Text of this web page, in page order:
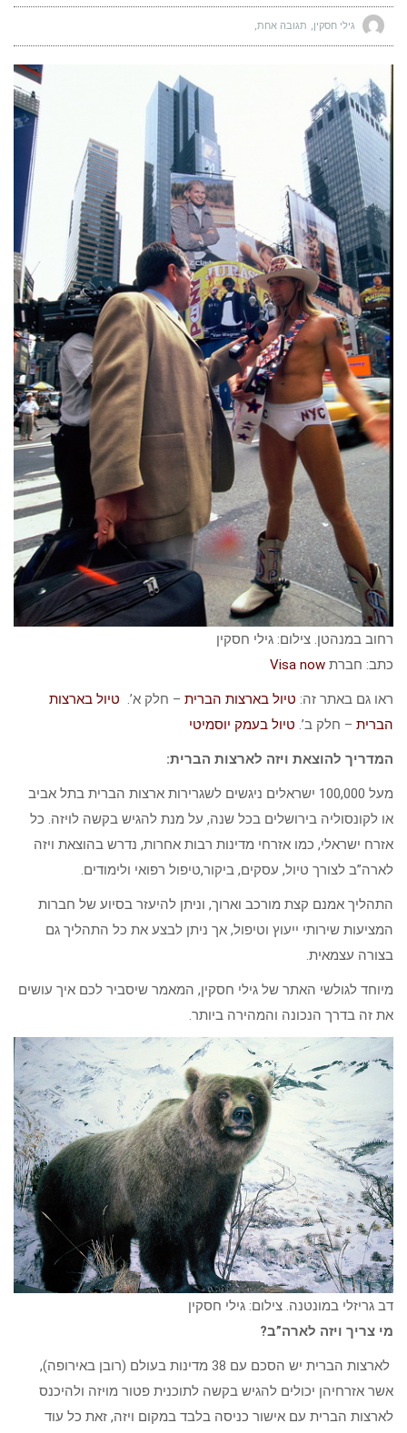
גילי חסקין תגובה אחת
רחוב במנהטן. צילום: גילי חסקין
כתב: חברת Visa now
ראו גם באתר זה: טיול בארצות הברית – חלק א’. טיול בארצות
הברית – חלק ב’. טיול בעמק יוסמיטי
המדריך להוצאת ויזה לארצות הברית:
מעל 100,000 ישראלים ניגשים לשגרירות ארצות הברית בתל אביב
או לקונסוליה בירושלים בכל שנה, על מנת להגיש בקשה לויזה. כל
אזרח ישראלי, כמו אזרחי מדינות רבות אחרות, נדרש בהוצאת ויזה
לארה”ב לצורך טיול, עסקים, ביקור,טיפול רפואי ולימודים.
התהליך אמנם קצת מורכב וארוך, וניתן להיעזר בסיוע של חברות
המציעות שירותי ייעוץ וטיפול, אך ניתן לבצע את כל התהליך גם
בצורה עצמאית.
מיוחד לגולשי האתר של גילי חסקין, המאמר שיסביר לכם איך עושים
את זה בדרך הנכונה והמהירה ביותר.
דב גריזלי במונטנה. צילום: גילי חסקין
מי צריך ויזה לארה”ב?
לארצות הברית יש הסכם עם 38 מדינות בעולם (רובן באירופה),
אשר אזרחיהן יכולים להגיש בקשה לתוכנית פטור מויזה ולהיכנס
לארצות הברית עם אישור כניסה בלבד במקום ויזה, זאת כל עוד